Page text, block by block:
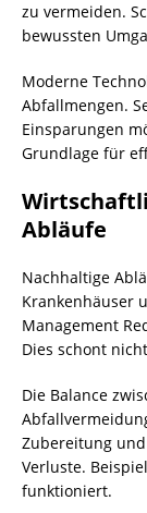
zu vermeiden.
bewussten
Moderne
Abfallmengen.
Einsparungen
Grundlage für
Abläufe
Nachhaltige
Krankenhäuser
Management
Dies schont
Die Balance
Zubereitung
Verluste.
funktioniert.